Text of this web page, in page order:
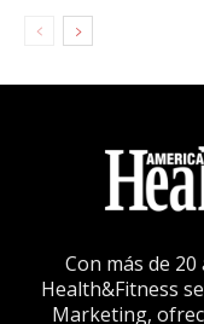
Con más de
Health&Fitness
Marketing,